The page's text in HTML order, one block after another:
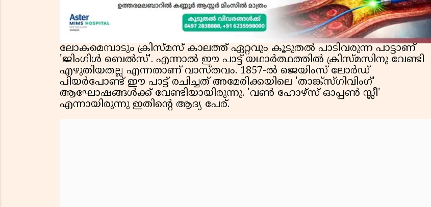
ലോകമെമ്പാടും ക്രിസ്മസ് കാലത്ത് ഏറ്റവും കൂടുതൽ പാടിവരുന്ന പാട്ടാണ്
'ജിംഗിൾ ബെൽസ്'. എന്നാൽ ഈ പാട്ട് യഥാർത്ഥത്തിൽ ക്രിസ്മസിനു വേണ്ടി
എഴുതിയതല്ല എന്നതാണ് വാസ്തവം. 1857-ൽ ജെയിംസ് ലോർഡ്
പിയർപോണ്ട് ഈ പാട്ട് രചിച്ചത് അമേരിക്കയിലെ 'താങ്ക്സ്ഗിവിംഗ്'
ആഘോഷങ്ങൾക്ക് വേണ്ടിയായിരുന്നു. 'വൺ ഹോഴ്സ് ഓപ്പൺ സ്ലീ'
എന്നായിരുന്നു ഇതിന്റെ ആദ്യ പേര്.